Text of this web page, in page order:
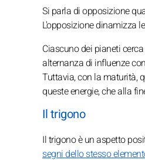
Si parla di opposizione
L'opposizione dinamizza
Ciascuno dei pianeti
alternanza di influenze
Tuttavia, con la maturità,
queste energie, che alla
Il trigono
Il trigono è un aspetto
segni dello stesso